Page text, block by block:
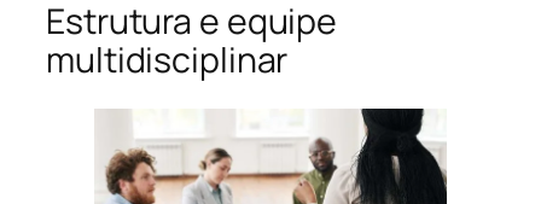
Estrutura e equipe
multidisciplinar